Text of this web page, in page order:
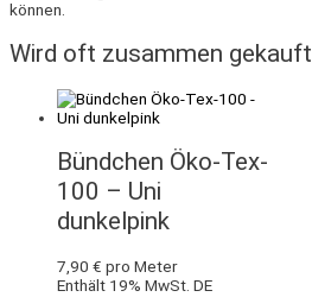
können.
Wird oft zusammen gekauft
Bündchen Öko-Tex-
100 – Uni
dunkelpink
7,90 € pro Meter
Enthält 19% MwSt. DE